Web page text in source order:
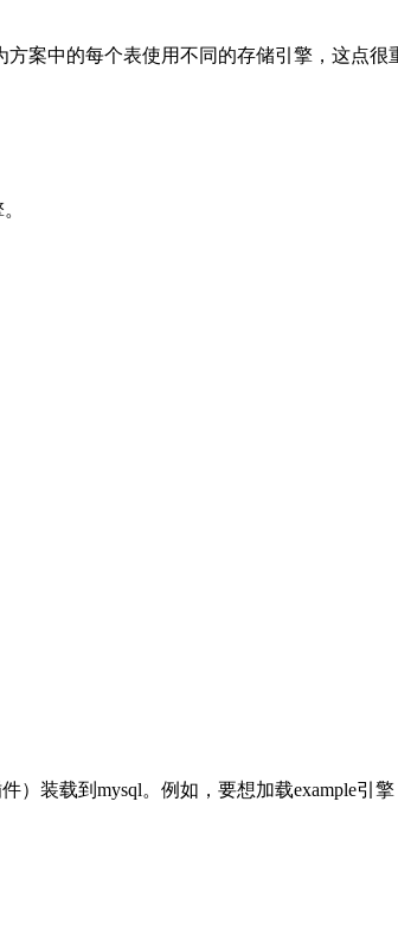
案中的每个表使用不同的存储引擎，这点很
件）装载到 mysql。例如，要想加载example引